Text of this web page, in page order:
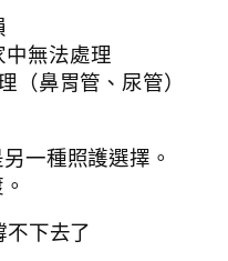
無法處理
（鼻胃管、尿管）
一種照護選擇。
下去了